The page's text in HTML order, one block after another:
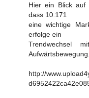
Hier ein Blick auf
dass 10.171
eine wichtige
erfolge ein
Trendwechsel
Aufwärtsbewegung.
http://